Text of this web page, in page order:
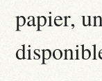
papier,